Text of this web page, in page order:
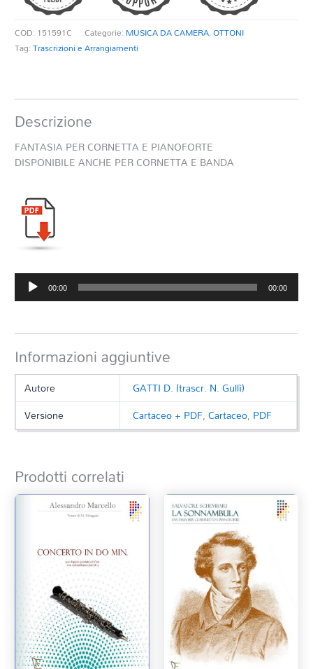
COD: 151591C Categorie: MUSICA DA CAMERA,OTTONI
Tag:Trascrizioni e Arrangiamenti
Descrizione
FANTASIA PER CORNETTA E PIANOFORTE
DISPONIBILE ANCHE PER CORNETTA E BANDA
Audio
Player
00:00 00:00
Informazioni aggiuntive
Autore
GATTI D. (trascr. N. Gullì)
Versione
Cartaceo + PDF,Cartaceo, PDF
Prodotti correlati